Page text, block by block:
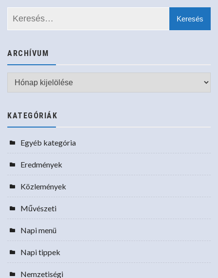
ARCHÍVUM
Archívum
KATEGÓRIÁK
Egyéb kategória
Eredmények
Közlemények
Művészeti
Napi menü
Napi tippek
Nemzetiségi